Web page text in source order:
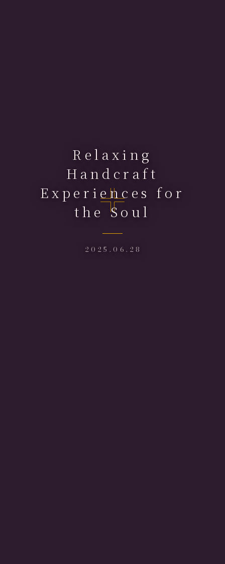
Relaxing
Handcraft
Experiences for
the Soul
2025.06.28